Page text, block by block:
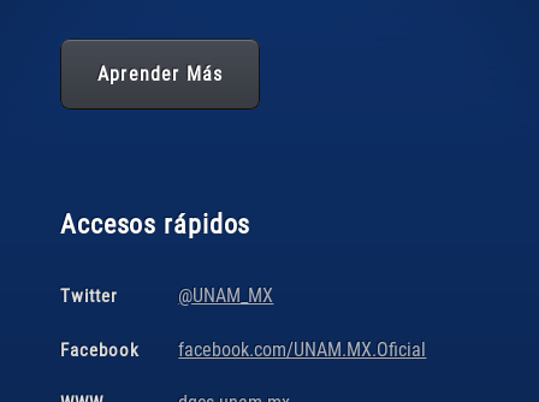
Aprender Más
Accesos rápidos
Twitter @UNAM_MX
Facebook facebook.com/UNAM.MX.Oficial